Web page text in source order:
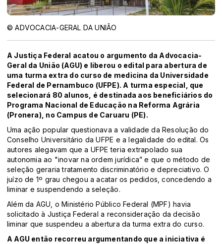
© ADVOCACIA-GERAL DA UNIÃO
A Justiça Federal acatou o argumento da Advocacia-
Geral da União (AGU) e liberou o edital para abertura de
uma turma extra do curso de medicina da Universidade
Federal de Pernambuco (UFPE). A turma especial, que
selecionará 80 alunos, é destinada aos beneficiários do
Programa Nacional de Educação na Reforma Agrária
(Pronera), no Campus de Caruaru (PE).
Uma ação popular questionava a validade da Resolução do
Conselho Universitário da UFPE e a legalidade do edital. Os
autores alegavam que a UFPE teria extrapolado sua
autonomia ao "inovar na ordem jurídica” e que o método de
seleção geraria tratamento discriminatório e depreciativo. O
juízo de 1º grau chegou a acatar os pedidos, concedendo a
liminar e suspendendo a seleção.
Além da AGU, o Ministério Público Federal (MPF) havia
solicitado à Justiça Federal a reconsideração da decisão
liminar que suspendeu a abertura da turma extra do curso.
A AGU então recorreu argumentando que a iniciativa é